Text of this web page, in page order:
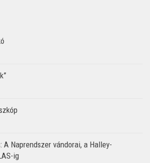
A Naprendszer vándorai, a Halley-
ig